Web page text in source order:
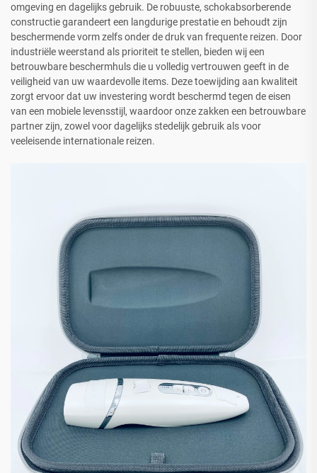
omgeving en dagelijks gebruik. De robuuste, schokabsorberende
constructie garandeert een langdurige prestatie en behoudt zijn
beschermende vorm zelfs onder de druk van frequente reizen. Door
industriële weerstand als prioriteit te stellen, bieden wij een
betrouwbare beschermhuls die u volledig vertrouwen geeft in de
veiligheid van uw waardevolle items. Deze toewijding aan kwaliteit
zorgt ervoor dat uw investering wordt beschermd tegen de eisen
van een mobiele levensstijl, waardoor onze zakken een betrouwbare
partner zijn, zowel voor dagelijks stedelijk gebruik als voor
veeleisende internationale reizen.